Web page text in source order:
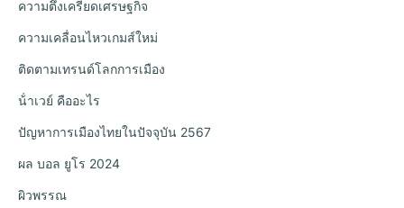
ความตึงเครียดเศรษฐกิจ
ความเคลื่อนไหวเกมส์ใหม่
ติดตามเทรนด์โลกการเมือง
น้ําเวย์ คืออะไร
ปัญหาการเมืองไทยในปัจจุบัน 2567
ผล บอล ยูโร 2024
ผิวพรรณ